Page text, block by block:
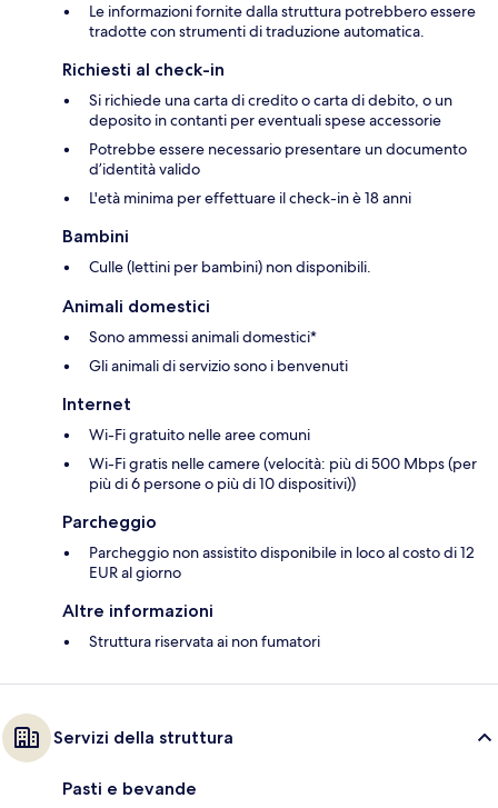
Le informazioni fornite dalla struttura potrebbero essere
tradotte con strumenti di traduzione automatica.
Richiesti al check-in
Si richiede una carta di credito o carta di debito, o un
deposito in contanti per eventuali spese accessorie
Potrebbe essere necessario presentare un documento
d’identità valido
L'età minima per effettuare il check-in è 18 anni
Bambini
Culle (lettini per bambini) non disponibili.
Animali domestici
Sono ammessi animali domestici*
Gli animali di servizio sono i benvenuti
Internet
Wi-Fi gratuito nelle aree comuni
Wi-Fi gratis nelle camere (velocità: più di 500 Mbps (per
più di 6 persone o più di 10 dispositivi))
Parcheggio
Parcheggio non assistito disponibile in loco al costo di 12
EUR al giorno
Altre informazioni
Struttura riservata ai non fumatori
Servizi della struttura
Pasti e bevande